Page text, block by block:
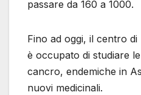
passare da 160 a 1000.
Fino ad oggi, il centro
è occupato di studiare
cancro, endemiche in
nuovi medicinali.